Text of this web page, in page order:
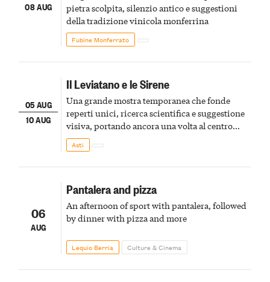
08 AUG
pietra scolpita, silenzio antico e suggestioni
della tradizione vinicola monferrina
Fubine Monferrato
05 AUG
10 AUG
Il Leviatano e le Sirene
Una grande mostra temporanea che fonde
reperti unici, ricerca scientifica e suggestione
visiva, portando ancora una volta al centro
della scena le meraviglie del passato astigiano
Asti
06
AUG
Pantalera and pizza
An afternoon of sport with pantalera, followed
by dinner with pizza and more
Lequio Berria Culture & Cinema